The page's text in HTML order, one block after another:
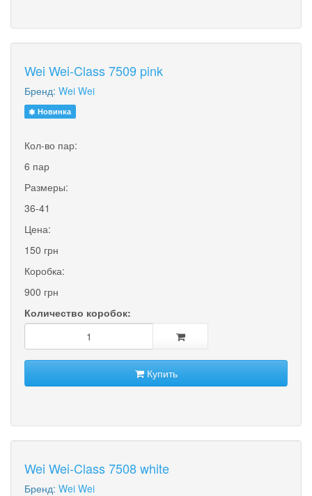
Wei Wei-Class 7509 pink
Бренд: Wei Wei
Новинка
Кол-во пар:
6 пар
Размеры:
36-41
Цена:
150 грн
Коробка:
900 грн
Количество коробок:
Купить
Wei Wei-Class 7508 white
Бренд: Wei Wei